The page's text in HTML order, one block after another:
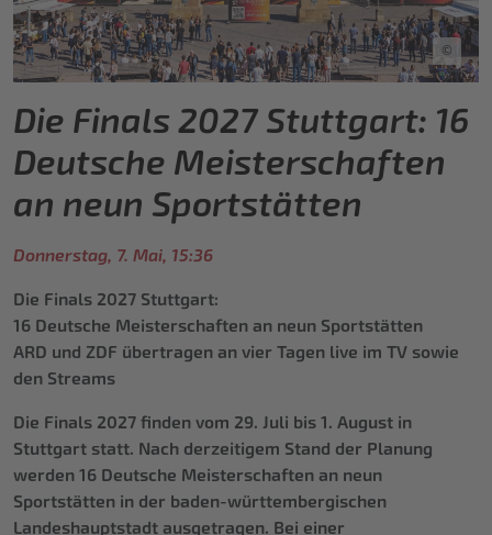
©
Die Finals 2027 Stuttgart: 16
Deutsche Meisterschaften
an neun Sportstätten
Donnerstag, 7. Mai, 15:36
Die Finals 2027 Stuttgart:
16 Deutsche Meisterschaften an neun Sportstätten
ARD und ZDF übertragen an vier Tagen live im TV sowie
den Streams
Die Finals 2027 finden vom 29. Juli bis 1. August in
Stuttgart statt. Nach derzeitigem Stand der Planung
werden 16 Deutsche Meisterschaften an neun
Sportstätten in der baden-württembergischen
Landeshauptstadt ausgetragen. Bei einer